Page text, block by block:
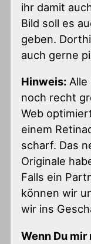
ihr damit
Bild soll es
geben.
auch gerne
Hinweis:
noch recht
Web
einem
scharf. Das
Originale
Falls ein
können wir
wir ins
Wenn Du